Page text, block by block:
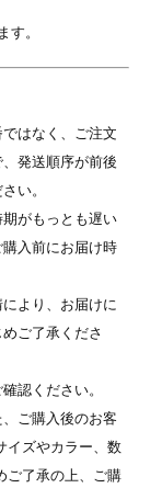
す。
はなく、ご注文
発送順序が前後
い。
がもっとも遅い
入前にお届け時
より、お届けに
ご了承くださ
認ください。
ご購入後のお客
イズやカラー、数
ご了承の上、ご購